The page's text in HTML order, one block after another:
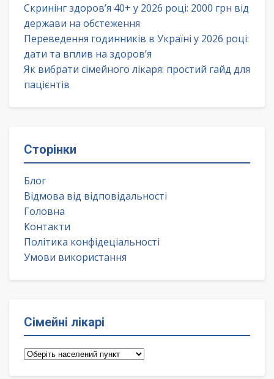
Скринінг здоров’я 40+ у 2026 році: 2000 грн від
держави на обстеження
Переведення годинників в Україні у 2026 році:
дати та вплив на здоров’я
Як вибрати сімейного лікаря: простий гайд для
пацієнтів
Сторінки
Блог
Відмова від відповідальності
Головна
Контакти
Політика конфідеціальності
Умови використання
Сімейні лікарі
Сімейні